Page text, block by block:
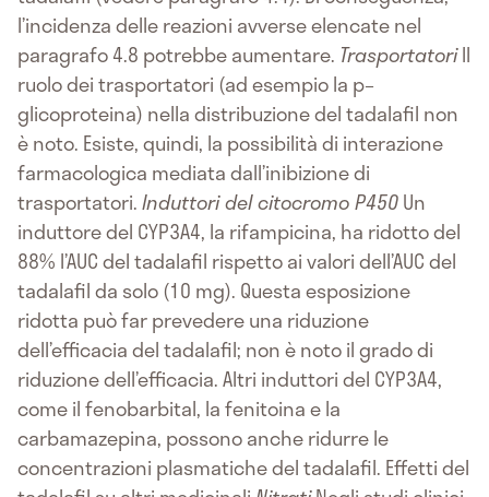
l’incidenza delle reazioni avverse elencate nel
paragrafo 4.8 potrebbe aumentare. TrasportatoriIl
ruolo dei trasportatori (ad esempio la p–
glicoproteina) nella distribuzione del tadalafil non
è noto. Esiste, quindi, la possibilità di interazione
farmacologica mediata dall’inibizione di
trasportatori.Induttori del citocromo P450Un
induttore del CYP3A4, la rifampicina, ha ridotto del
88% l’AUC del tadalafil rispetto ai valori dell’AUC del
tadalafil da solo (10 mg). Questa esposizione
ridotta può far prevedere una riduzione
dell’efficacia del tadalafil; non è noto il grado di
riduzione dell’efficacia. Altri induttori del CYP3A4,
come il fenobarbital, la fenitoina e la
carbamazepina, possono anche ridurre le
concentrazioni plasmatiche del tadalafil. Effetti del